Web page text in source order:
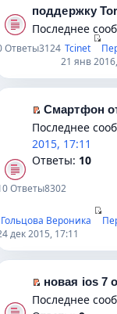
о
б
щ
ю
н
н
о
о
о
б
щ
е
и
ю
е
п
р
т
а
н
н
о
у
с
о
о
б
щ
е
р
в
м
у
е
п
р
о
и
т
а
н
о
е
р
е
т
и
п
е
р
в
м
у
н
п
р
поддержку Tor
Последнее
Ответы3124 Tcinet
21 янв
е
й
и
к
п
р
в
Смартфон
Последнее
2015, 17:11
Ответы: 10
Ответы8302
Гольцова Вероника
дек 2015, 17:11
новая ios 7
Последнее